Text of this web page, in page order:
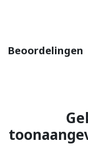
Beoordelingen